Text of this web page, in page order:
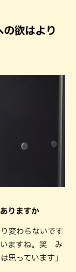
の欲はより
りますか
変わらないです
いますね。笑 み
思っています」